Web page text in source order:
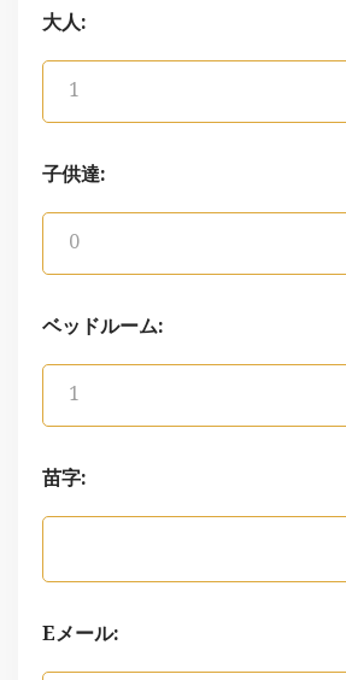
大人:
1
子供達:
0
ベッドルーム:
1
苗字:
Eメール: